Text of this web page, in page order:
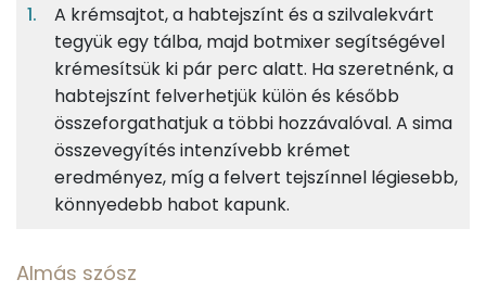
Krém
25gkrémsajt
63 kcal
25g habtejszín
szilvalekvár 23 kcal
Almás szósz
5%
Fehérje
32%
Szénhidrát
15%
Zsír
48%
Víz
TOP ásványi anyagok
Kálcium
Foszfor
A krémsajtot, a habtejszínt és a szilvalekvárt
tegyük egy tálba, majd botmixer segítségével
krémesítsük ki pár perc alatt. Ha szeretnénk, a
habtejszínt felverhetjük külön és később
összeforgathatjuk a többi hozzávalóval. A sima
összevegyítés intenzívebb krémet
eredményez, míg a felvert tejszínnel légiesebb,
könnyedebb habot kapunk.
Almás szósz